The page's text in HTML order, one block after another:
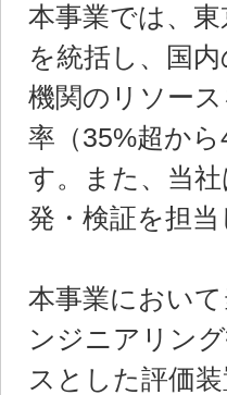
本事業では、
を統括し、国
機関のリソー
率（35%超か
す。また、当
発・検証を担当
本事業におい
ンジニアリン
スとした評価